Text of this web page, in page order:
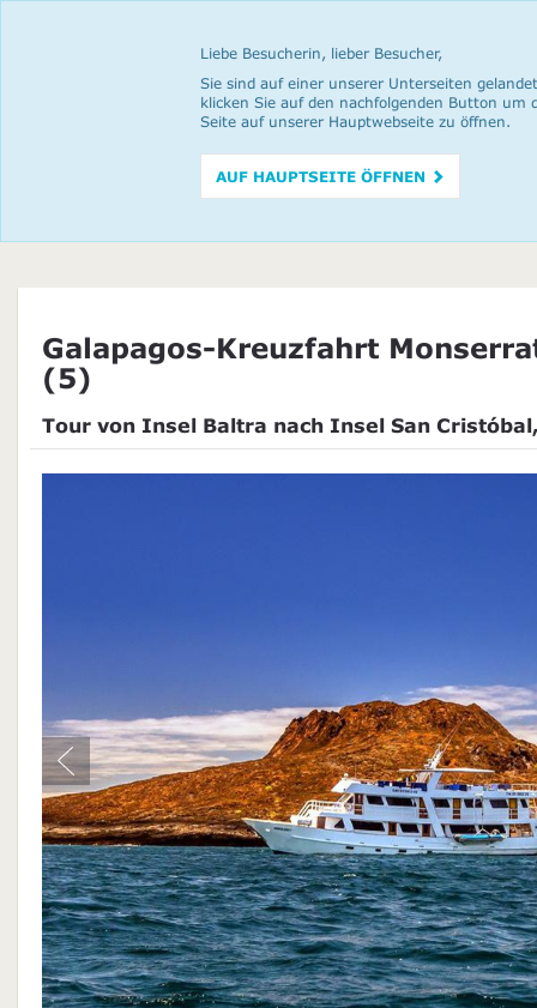
Liebe Besucherin, lieber Besucher,
Sie sind auf einer unserer Unterseiten
klicken Sie auf den nachfolgenden Button um
Seite auf unserer Hauptwebseite zu öffnen.
AUF HAUPTSEITE ÖFFNEN
Galapagos-Kreuzfahrt
(5)
Tour von Insel Baltra nach Insel San